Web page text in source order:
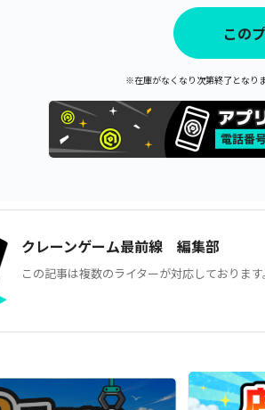
この
※在庫がなくなり次第終了となり
クレーンゲーム最前線 編集部
この記事は複数のライターが対応しております。